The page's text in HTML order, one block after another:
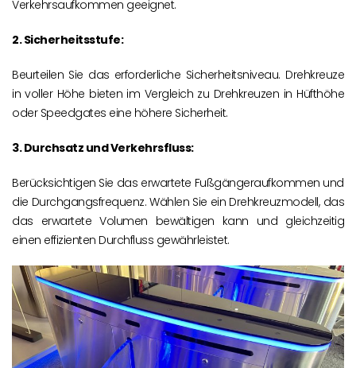
Verkehrsaufkommen geeignet.
2. Sicherheitsstufe:
Beurteilen Sie das erforderliche Sicherheitsniveau. Drehkreuze
in voller Höhe bieten im Vergleich zu Drehkreuzen in Hüfthöhe
oder Speedgates eine höhere Sicherheit.
3. Durchsatz und Verkehrsfluss:
Berücksichtigen Sie das erwartete Fußgängeraufkommen und
die Durchgangsfrequenz. Wählen Sie ein Drehkreuzmodell, das
das erwartete Volumen bewältigen kann und gleichzeitig
einen effizienten Durchfluss gewährleistet.